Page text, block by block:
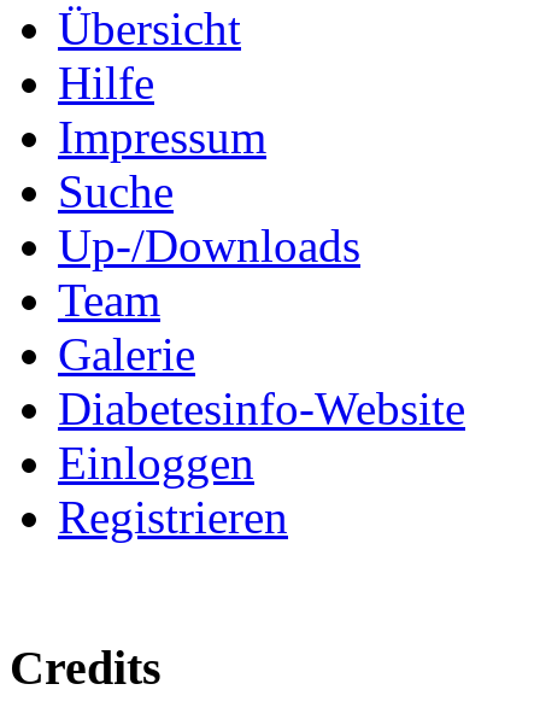
Übersicht
Hilfe
Impressum
Suche
Up-/Downloads
Team
Galerie
Diabetesinfo-Website
Einloggen
Registrieren
Credits